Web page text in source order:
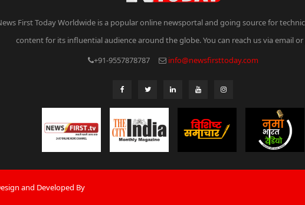
First Today Worldwide is a popular online newsportal and going source for
content for its influential audience around the globe. You can reach us via email
+91-9557878787
info@newsfirsttoday.com
and Developed By